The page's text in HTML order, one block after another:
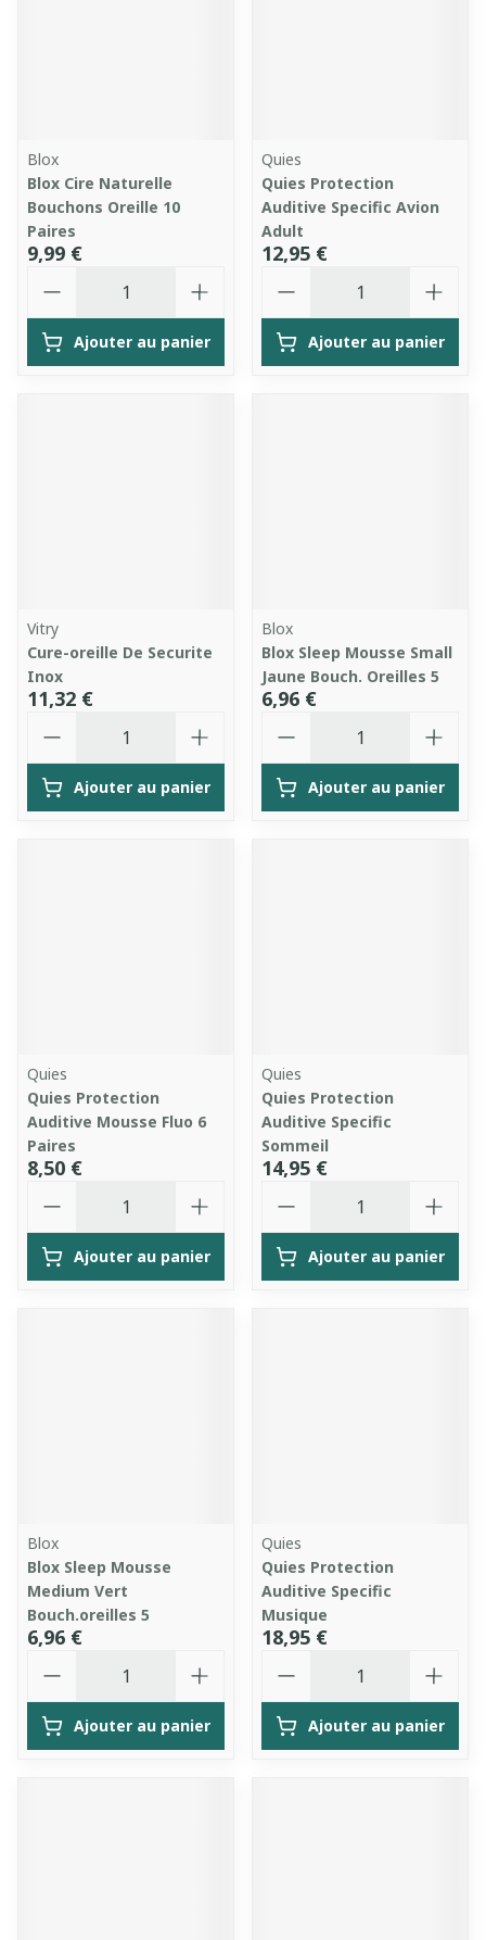
Blox
Blox Cire Naturelle
Bouchons Oreille 10
Paires
9,99 €
Ajouter au panier
Quies
Quies Protection
Auditive Specific Avion
Adult
12,95 €
Ajouter au panier
Vitry
Cure-oreille De Securite
Inox
11,32 €
Ajouter au panier
Blox
Blox Sleep Mousse Small
Jaune Bouch. Oreilles 5
6,96 €
Ajouter au panier
Quies
Quies Protection
Auditive Mousse Fluo 6
Paires
8,50 €
Ajouter au panier
Quies
Quies Protection
Auditive Specific
Sommeil
14,95 €
Ajouter au panier
Blox
Blox Sleep Mousse
Medium Vert
Bouch.oreilles 5
6,96 €
Ajouter au panier
Quies
Quies Protection
Auditive Specific
Musique
18,95 €
Ajouter au panier